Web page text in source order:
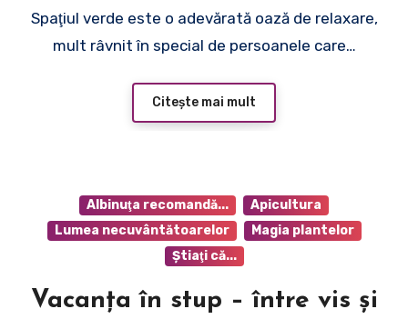
Spaţiul verde este o adevărată oază de relaxare,
mult râvnit în special de persoanele care…
Citește mai mult
Albinuţa recomandă...
Apicultura
Lumea necuvântătoarelor
Magia plantelor
Ştiaţi că...
Vacanţa în stup – între vis şi